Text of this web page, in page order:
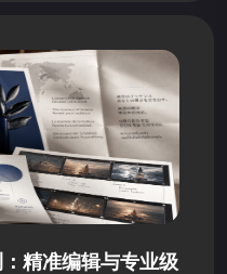
精准编辑与专业级